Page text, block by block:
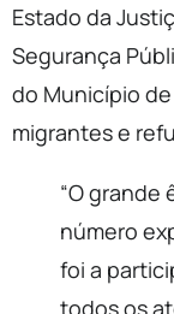
Estado da
Segurança
do Município
migrantes e
“O grande
número
foi a